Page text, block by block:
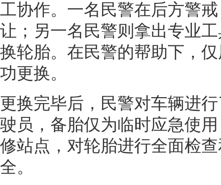
工协作。一名民警在后方警
让；另一名民警则拿出专业
换轮胎。在民警的帮助下，
功更换。
更换完毕后，民警对车辆进
驶员，备胎仅为临时应急使
修站点，对轮胎进行全面检
全。